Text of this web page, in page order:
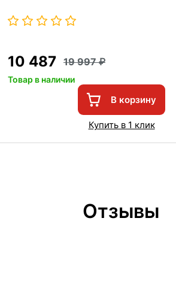
10 487 19 997
Товар в наличии
В корзину
Купить в 1 клик
Отзывы